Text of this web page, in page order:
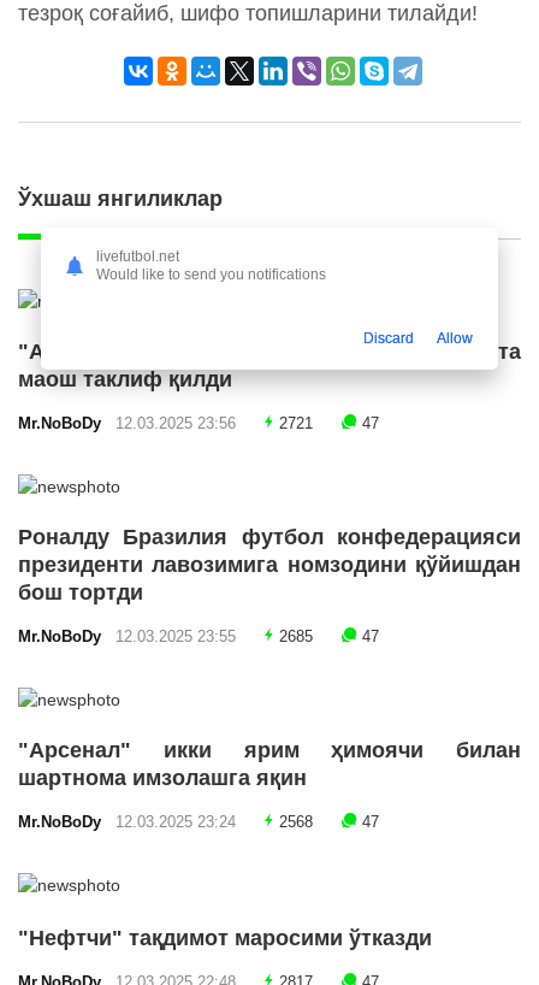
тезроқ соғайиб, шифо топишларини тилайди!
Ўхшаш янгиликлар
"Ал Ҳилол" "Ливерпуль" етакчисига катта
маош таклиф қилди
Mr.NoBoDy 12.03.2025 23:56 2721 47
Роналду Бразилия футбол конфедерацияси
президенти лавозимига номзодини қўйишдан
бош тортди
Mr.NoBoDy 12.03.2025 23:55 2685 47
"Арсенал" икки ярим ҳимоячи билан
шартнома имзолашга яқин
Mr.NoBoDy 12.03.2025 23:24 2568 47
"Нефтчи" тақдимот маросими ўтказди
livefutbol.net
Would like to send you notifications
Discard Allow